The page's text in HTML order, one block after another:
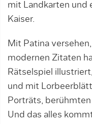
mit Landkarten und
Kaiser.
Mit Patina
modernen Zitaten
Rätselspiel
und mit
Porträts,
Und das alles